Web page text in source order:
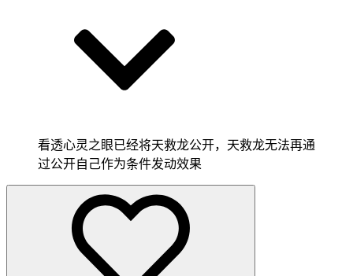
看透心灵之眼已经将天救龙公开，天救龙无法再通
过公开自己作为条件发动效果